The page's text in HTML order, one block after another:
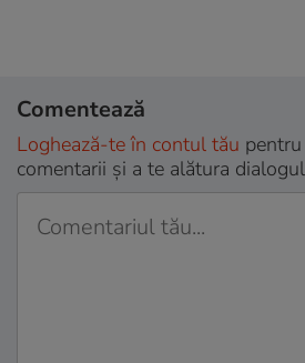
Comentează
Loghează-te în contul tău
comentarii și a te alătura